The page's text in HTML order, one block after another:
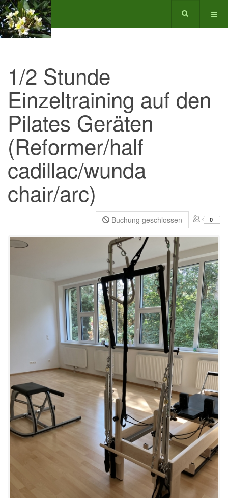
1/2 Stunde
Einzeltraining auf den
Pilates Geräten
(Reformer/half
cadillac/wunda
chair/arc)
Buchung geschlossen 0